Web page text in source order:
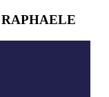
RAPHAELE